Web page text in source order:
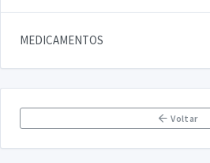
MEDICAMENTOS
Voltar